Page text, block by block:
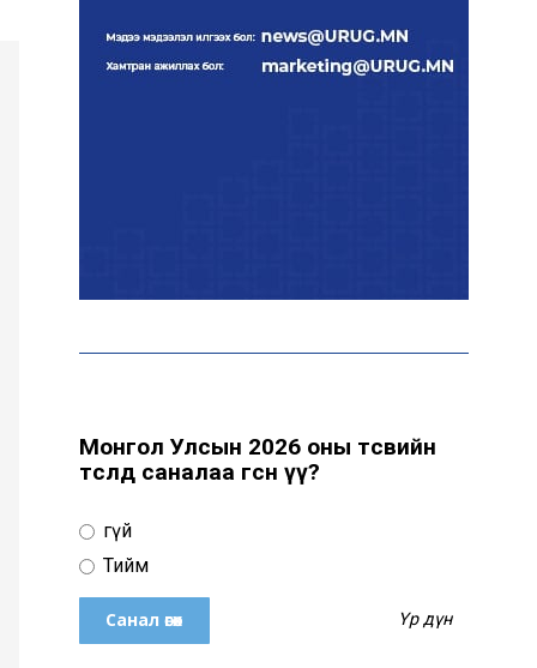
Т.Ганболд:
Ерөнхийлөгчийн
сонгуульд нэр дэвших
Ховд аймагт сураггүй алга
Монгол Улсын 2026 оны төсвийн
төсөлд саналаа өгсөн үү?
Үгүй
Тийм
Үр дүн